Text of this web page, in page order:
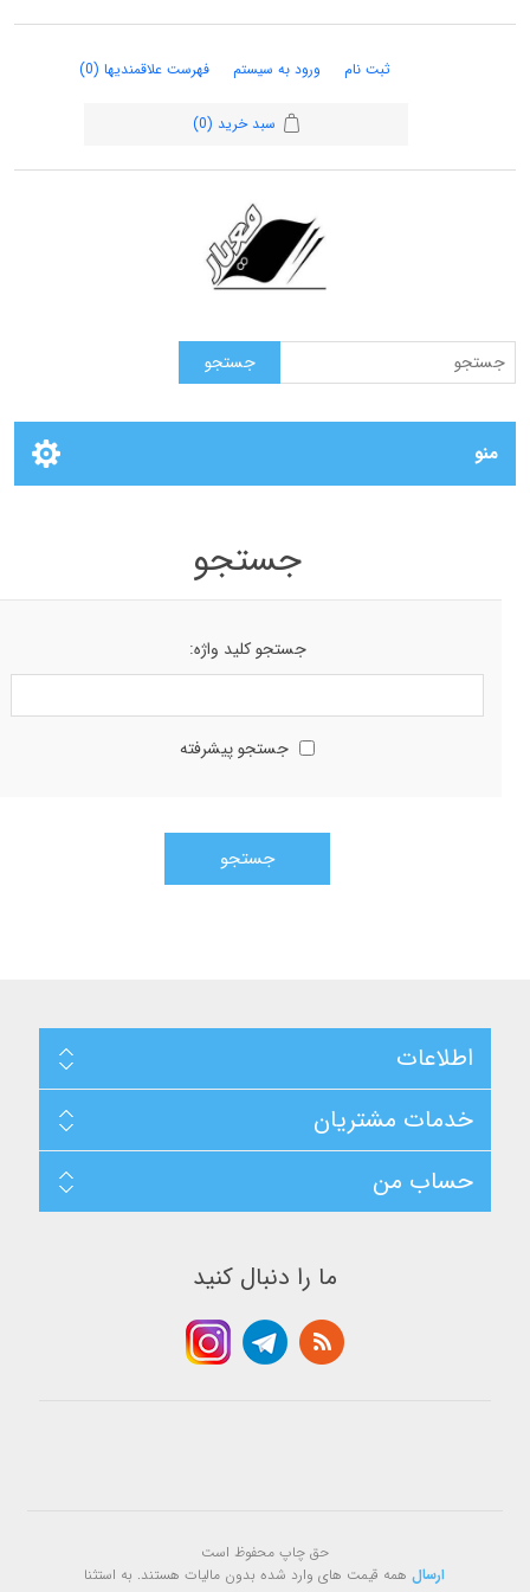
ثبت نام ورود به سیستم فهرست علاقمندیها (0)
سبد خرید (0)
منو
جستجو
جستجو کلید واژه:
جستجو پیشرفته
اطلاعات
خدمات مشتریان
حساب من
ما را دنبال کنيد
حق چاپ محفوظ است
همه قیمت های وارد شده بدون مالیات هستند. به استثناارسال